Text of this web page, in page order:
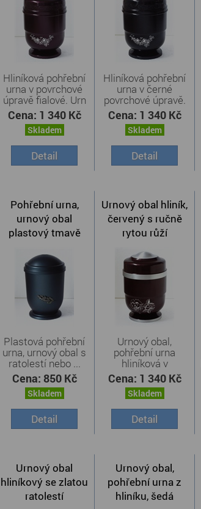
Hliníková pohřební
urna v povrchové
úpravě fialové. Urn
...
Cena: 1 340 Kč
Skladem
Detail
Hliníková pohřební
urna v černé
povrchové úpravě.
Urna ...
Cena: 1 340 Kč
Skladem
Detail
Pohřební urna,
urnový obal
plastový tmavě
Plastová pohřební
urna, urnový obal s
ratolestí nebo ...
Cena: 850 Kč
Skladem
Detail
Urnový obal hliník,
červený s ručně
rytou růží
Urnový obal,
pohřební urna
hliníková v
červeném ...
Cena: 1 340 Kč
Skladem
Detail
Urnový obal
hliníkový se zlatou
ratolestí
Urnový obal,
pohřební urna z
hliníku, šedá